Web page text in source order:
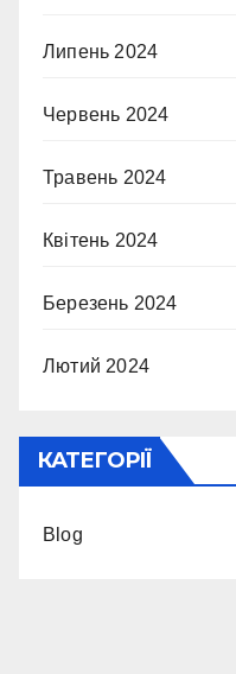
Липень 2024
Червень 2024
Травень 2024
Квітень 2024
Березень 2024
Лютий 2024
КАТЕГОРІЇ
Blog